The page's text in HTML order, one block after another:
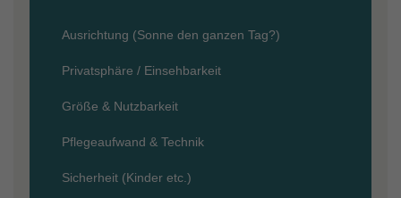
Ausrichtung (Sonne den ganzen Tag?)
Privatsphäre / Einsehbarkeit
Größe & Nutzbarkeit
Pflegeaufwand & Technik
Sicherheit (Kinder etc.)